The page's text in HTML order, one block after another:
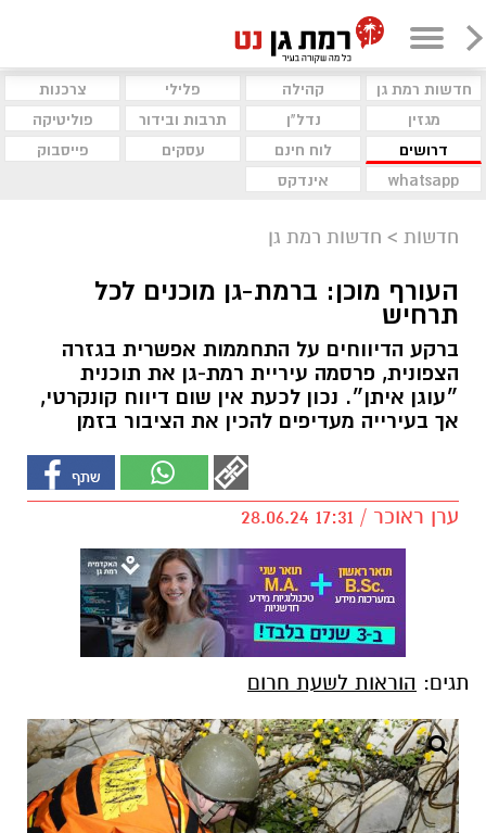
חדשות רמת גן קהילה פלילי
צרכנות
מגזין
נדל"ן תרבות ובידור
פוליטיקה
דרושים
לוח חינם עסקים
פייסבוק
whatsapp
אינדקס
חדשות > חדשות רמת גן
העורף מוכן: ברמת-גן מוכנים לכל
תרחיש
ברקע הדיווחים על התחממות אפשרית בגזרה
הצפונית, פרסמה עיריית רמת-גן את תוכנית
״עוגן איתן״. נכון לכעת אין שום דיווח קונקרטי,
אך בעירייה מעדיפים להכין את הציבור בזמן
ערן ראוכר / 17:31 28.06.24
הוראות לשעת חרום